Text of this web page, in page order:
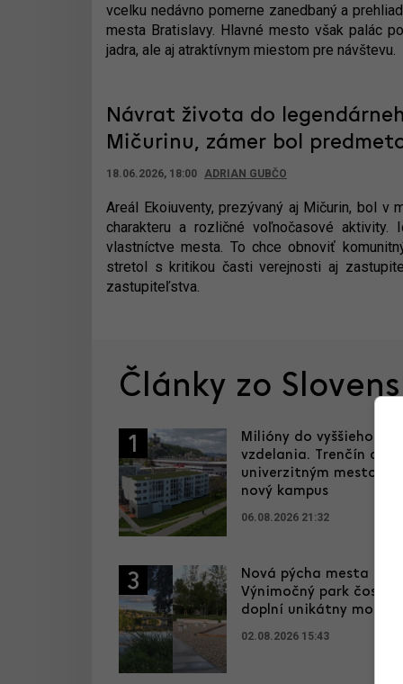
vcelku nedávno pomerne zanedbaný a
mesta Bratislavy. Hlavné mesto však palác
jadra, ale aj atraktívnym miestom pre návštevu.
Návrat života do
Mičurinu, zámer bol
18.06.2026, 18:00 ADRIAN GUBČO
Areál Ekoiuventy, prezývaný aj Mičurin, bol v
charakteru a rozličné voľnočasové
vlastníctve mesta. To chce obnoviť
stretol s kritikou časti verejnosti aj
zastupiteľstva.
Články zo
1
Milióny do vyššieho
vzdelania. Trenčín chce
univerzitným mestom,
nový kampus
06.08.2026 21:32
3
Nová pýcha mesta
Výnimočný park čoskoro
doplní unikátny most
02.08.2026 15:43